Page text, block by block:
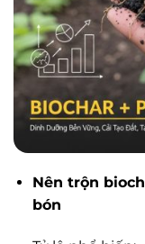
Nên trộn
bón